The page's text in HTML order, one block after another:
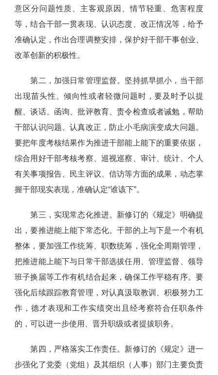
意区分问题性质、主客观原因、情节轻重、危害程度
等，结合干部一贯表现、认识态度、改正情况等，给予
准确认定，作出合理调整安排，保护好干部干事创业、
改革创新的积极性。
第二，加强日常管理监督。坚持抓早抓小，当干部
出现苗头性、倾向性或者轻微问题时，要及时予以提
醒、谈话、函询、批评教育、责令检查或者诫勉，帮助
干部认识问题、认真改正，防止小毛病演变成大问题。
要把年度考核结果作为推进干部能上能下的重要依据，
综合用好干部考核考察、巡视巡察、审计、统计、个人
有关事项报告、民主评议、信访等方面的成果，动态掌
握干部现实表现，准确认定“谁该下”。
第三，实现常态化推进。新修订的《规定》明确提
出，要推进能上能下常态化。干部的上与下是一个有机
整体，要加强工作统筹、职数统筹，强化全周期管理，
把推进能上能下与日常干部选拔任用、管理监督、领导
班子换届等工作有机结合起来，确保工作平稳有序。要
强化后续跟踪教育管理，对认真汲取教训、积极努力工
作，德才表现和工作实绩突出且经考察符合任职条件
的，可以进一步使用、晋升职级或者提拔职务。
第四，严格落实工作责任。新修订的《规定》进一
步强化了党委（党组）及其组织（人事）部门主要负责